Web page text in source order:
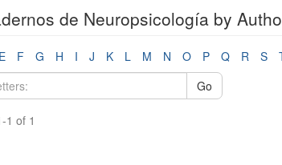
de Neuropsicología by
E F G H I J K L M N O P Q R S
Go
1 of 1